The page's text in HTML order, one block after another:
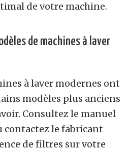
de votre machine.
de machines à laver
à laver modernes ont
modèles plus anciens
Consultez le manuel
contactez le fabricant
de filtres sur votre